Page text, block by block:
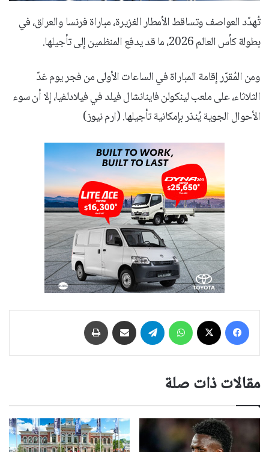
تُهدّد العواصف وتساقط الأمطار الغزيرة، مباراة فرنسا والعراق، في
بطولة كأس العالم 2026، ما قد يدفع المنظمين إلى تأجيلها.
ومن المُقرّر إقامة المباراة في الساعات الأولى من فجر يوم غدّ
الثلاثاء، على ملعب لينكولن فاينانشال فيلد في فيلادلفيا، إلا أن سوء
الأحوال الجوية يُنذر بإمكانية تأجيلها. (ارم نيوز)
فيسبوك واتساب تيلقرام مشاركة عبر البريد
مقالات ذات صلة